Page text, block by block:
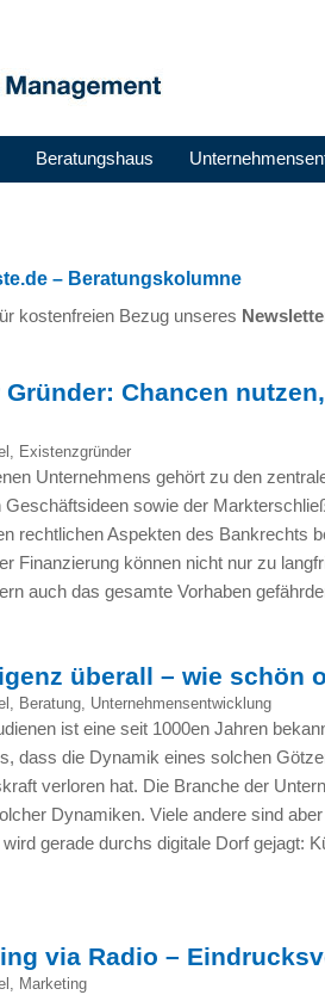
Beratungshaus
– Beratungskolumne
kostenfreien Bezug unseres
Chancen
, Existenzgründer
Unternehmens gehört zu den
sowie der
rechtlichen Aspekten des Bankrechts
Finanzierung können nicht nur zu
auch das gesamte Vorhaben
überall – wie schön
, Beratung, Unternehmensentwicklung
ist eine seit 1000en Jahren
dass die Dynamik eines solchen
verloren hat. Die Branche der
Dynamiken. Viele andere sind
gerade durchs digitale Dorf gejagt:
via Radio –
, Marketing